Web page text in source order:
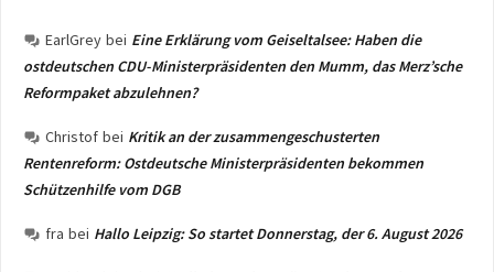
EarlGrey bei Eine Erklärung vom Geiseltalsee: Haben die
ostdeutschen CDU-Ministerpräsidenten den Mumm, das Merz’sche
Reformpaket abzulehnen?
Christof bei Kritik an der zusammengeschusterten
Rentenreform: Ostdeutsche Ministerpräsidenten bekommen
Schützenhilfe vom DGB
fra bei Hallo Leipzig: So startet Donnerstag, der 6. August 2026